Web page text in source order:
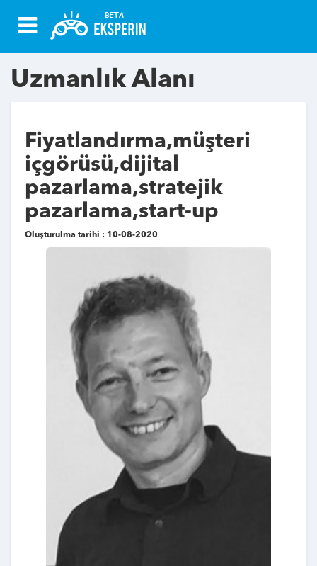
Uzmanlık Alanı
Fiyatlandırma,müşteri
içgörüsü,dijital
pazarlama,stratejik
pazarlama,start-up
Oluşturulma tarihi : 10-08-2020